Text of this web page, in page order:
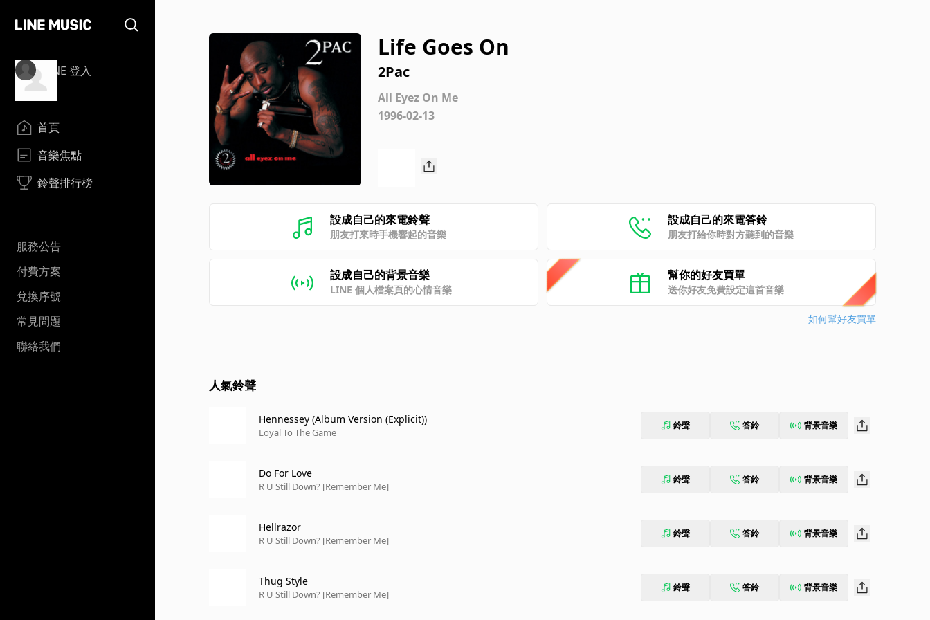
LINE 登入
首頁
音樂焦點
鈴聲排行榜
服務公告
付費方案
兌換序號
常見問題
聯絡我們
Life Goes On
2Pac
All Eyez On Me
1996-02-13
設成自己的來電鈴聲
朋友打來時手機響起的音樂
設成自己的來電答鈴
朋友打給你時對方聽到的音樂
設成自己的背景音樂
LINE 個人檔案頁的心情音樂
幫你的好友買單
送你好友免費設定這首音樂
如何幫好友買單
人氣鈴聲
Hennessey (Album Version (Explicit))
Loyal To The Game
鈴聲 答鈴 背景音樂
Do For Love
R U Still Down? [Remember Me]
鈴聲 答鈴 背景音樂
Hellrazor
R U Still Down? [Remember Me]
鈴聲 答鈴 背景音樂
Thug Style
R U Still Down? [Remember Me]
鈴聲 答鈴 背景音樂